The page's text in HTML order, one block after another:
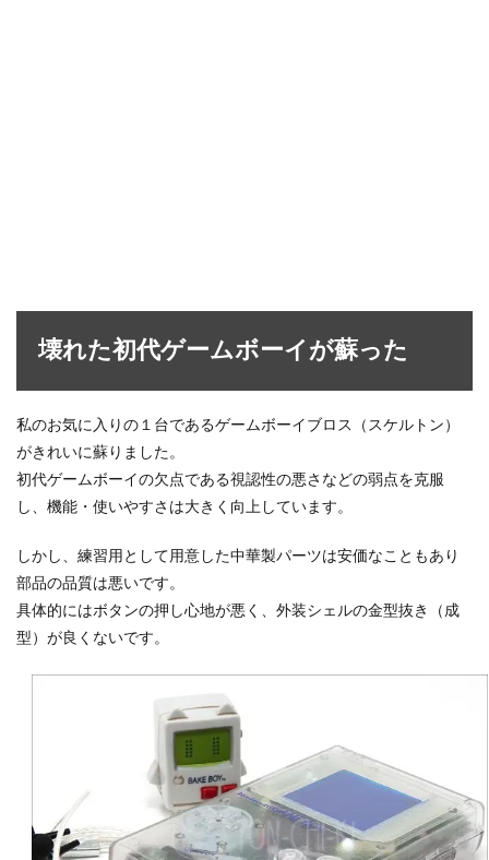
壊れた初代ゲームボーイが蘇った
私のお気に入りの１台であるゲームボーイブロス（スケルトン）
がきれいに蘇りました。
初代ゲームボーイの欠点である視認性の悪さなどの弱点を克服
し、機能・使いやすさは大きく向上しています。
しかし、練習用として用意した中華製パーツは安価なこともあり
部品の品質は悪いです。
具体的にはボタンの押し心地が悪く、外装シェルの金型抜き（成
型）が良くないです。